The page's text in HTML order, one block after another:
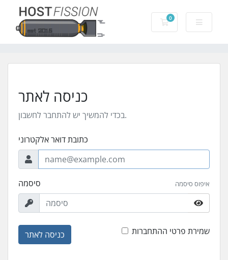
0
עגלת קניות
כניסה לאתר
בכדי להמשיך יש להתחבר לחשבון.
כתובת דואר אלקטרוני
סיסמה איפוס סיסמה
כניסה לאתר שמירת פרטי ההתחברות